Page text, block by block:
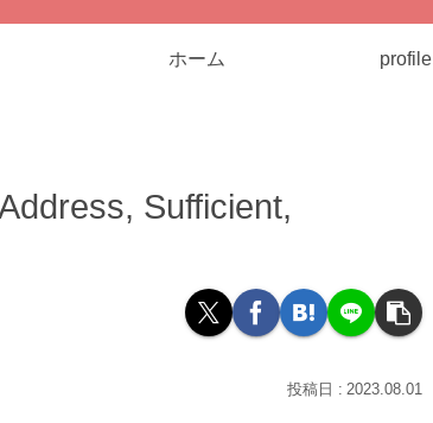
ホーム profile
Sufficient,
2023.08.01